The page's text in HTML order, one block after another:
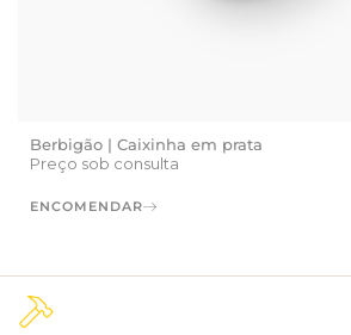
Berbigão | Caixinha em prata
Preço sob consulta
ENCOMENDAR